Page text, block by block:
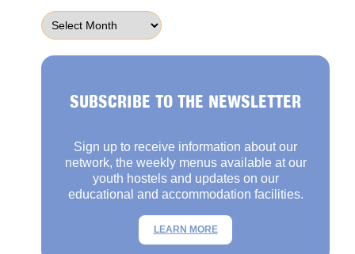
Archives
SUBSCRIBE TO THE NEWSLETTER
Sign up to receive information about our
network, the weekly menus available at our
youth hostels and updates on our
educational and accommodation facilities.
LEARN MORE